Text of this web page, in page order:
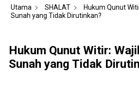
Utama SHALAT
Hukum Qunut
Sunah yang Tidak Dirutinkan?
Hukum Qunut Witir:
Sunah yang Tidak